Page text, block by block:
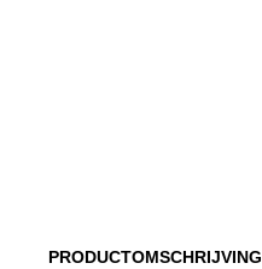
PRODUCTOMSCHRIJVING